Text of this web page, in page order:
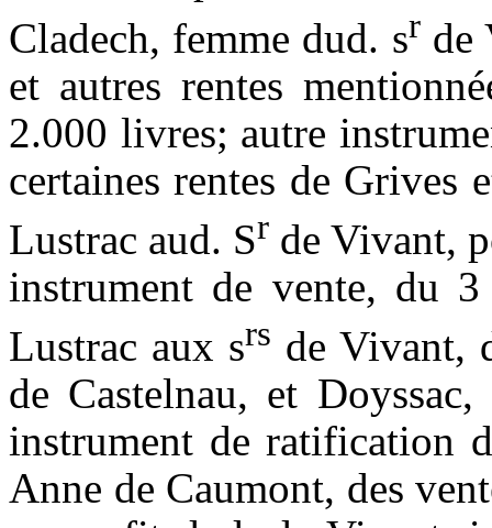
Cladech, femme dud. srde
et autres rentes
2.000 livres; autre
certaines rentes de Grives
Lustrac aud. Sr de Vivant,
instrument de vente, du
Lustrac aux srs de Vivant,
de Castelnau, et Doyssac,
instrument de ratification
Anne de Caumont, des